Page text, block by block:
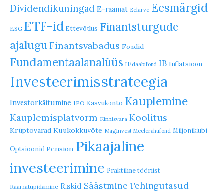
Dividendikuningad E-raamat Eelarve Eesmärgid
ESG ETF-id Ettevõtlus Finantsturgude
ajalugu Finantsvabadus Fondid
Fundamentaalanalüüs Hädaabifond IB Inflatsioon
Investeerimisstrateegia
Investorkäitumine IPO Kasvukonto Kauplemine
Kauplemisplatvorm Kinnisvara Koolitus
Krüptovarad Kuukokkuvõte MagInvest Meelerahufond Miljoniklubi
Optsioonid Pension Pikaajaline
investeerimine Praktiline tööriist
Raamatupidamine Riskid Säästmine Tehingutasud